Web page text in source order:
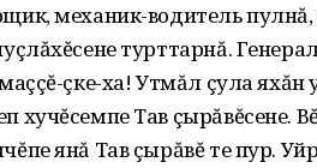
механик-водитель
турттарнă.
çке-ха! Утмăл çула яхăн
хучĕсемпе Тав çырăвĕсене.
янă Тав çырăвĕ те пур.